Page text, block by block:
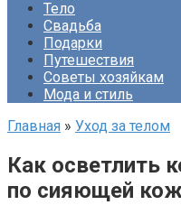
Тело
Свадьба
Подарки
Путешествия
Советы хозяйкам
Мода и стиль
Главная » Уход за телом
Как осветлить
по сияющей